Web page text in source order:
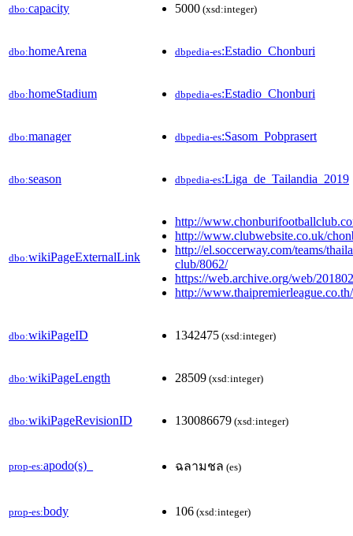
dbo:capacity 5000 (xsd:integer)
dbo:homeArena dbpedia-es:Estadio_Chonburi
dbo:homeStadium dbpedia-es:Estadio_Chonburi
dbo:manager dbpedia-es:Sasom_Pobprasert
dbo:season dbpedia-es:Liga_de_Tailandia_2019
dbo:wikiPageExternalLink
http://
http://www.clubwebsite.co.uk/
http://el.soccerway.com/teams/
club/8062/
https://web.archive.org/web/
http://
dbo:wikiPageID 1342475 (xsd:integer)
dbo:wikiPageLength 28509 (xsd:integer)
dbo:wikiPageRevisionID 130086679 (xsd:integer)
prop-es:apodo(s)_ ฉลามชล (es)
prop-es:body 106 (xsd:integer)